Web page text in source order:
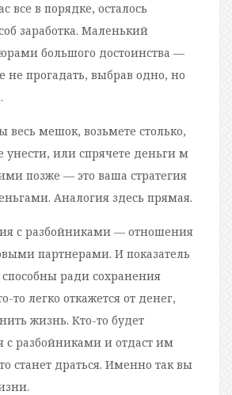
все в порядке, осталось
заработка. Маленький
большого достоинства —
не прогадать, выбрав одно, но
весь мешок, возьмете столько,
унести, или спрячете деньги м
позже — это ваша стратегия
Аналогия здесь прямая.
с разбойниками — отношения
партнерами. И показатель
способны ради сохранения
то легко откажется от денег,
жизнь. Кто-то будет
с разбойниками и отдаст им
станет драться. Именно так вы